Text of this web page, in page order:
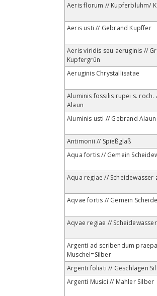
Aeris florum // Kupferbluhm/
Aeris usti // Gebrand Kupffer
Aeris viridis seu aeruginis //
Kupfergrün
Aeruginis Chrystallisatae
Aluminis fossilis rupei s. roch.
Alaun
Aluminis usti // Gebrand Alaun
Antimonii // Spießglaß
Aqua fortis // Gemein
Aqua regiae // Scheidewasser
Aqvae fortis // Gemein
Aqvae regiae //
Argenti ad scribendum
Muschel=Silber
Argenti foliati // Geschlagen
Argenti Musici // Mahler Silber